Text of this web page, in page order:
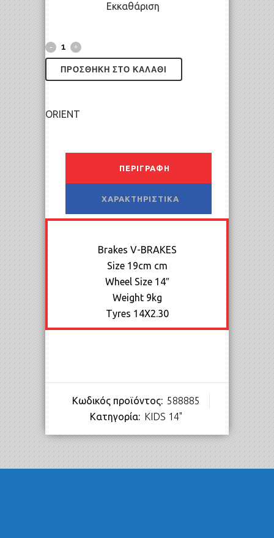
Εκκαθάριση
ΠΡΟΣΘΉΚΗ ΣΤΟ ΚΑΛΆΘΙ
ORIENT
ΠΕΡΙΓΡΑΦΉ
ΧΑΡΑΚΤΗΡΙΣΤΙΚΆ
Brakes V-BRAKES
Size 19cm cm
Wheel Size 14″
Weight 9kg
Tyres 14X2.30
Κωδικός προϊόντος: 588885
Κατηγορία: KIDS 14"